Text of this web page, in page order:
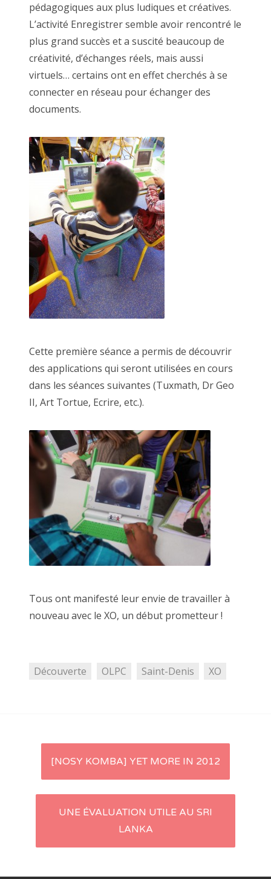
pédagogiques aux plus ludiques et créatives.
L’activité Enregistrer semble avoir rencontré le
plus grand succès et a suscité beaucoup de
créativité, d’échanges réels, mais aussi
virtuels… certains ont en effet cherchés à se
connecter en réseau pour échanger des
documents.
Cette première séance a permis de découvrir
des applications qui seront utilisées en cours
dans les séances suivantes (Tuxmath, Dr Geo
II, Art Tortue, Ecrire, etc.).
Tous ont manifesté leur envie de travailler à
nouveau avec le XO, un début prometteur !
Découverte OLPC Saint-Denis XO
Navigation d'article
[NOSY KOMBA] YET MORE IN 2012
UNE ÉVALUATION UTILE AU SRI
LANKA